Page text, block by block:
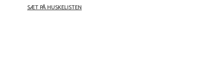
SÆT PÅ HUSKELISTEN